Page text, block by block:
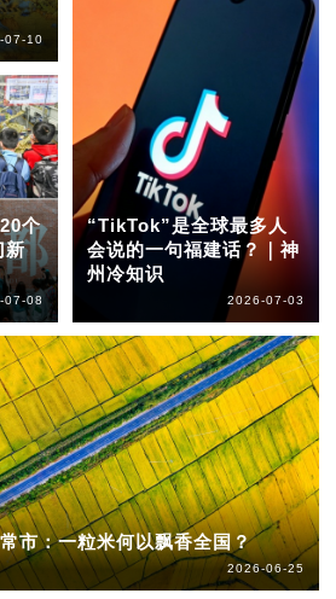
07-10
个
新
07-08
“TikTok”是全球最多人
会说的一句福建话？｜神
州冷知识
2026-07-03
市：一粒米何以飘香全国？
2026-06-25